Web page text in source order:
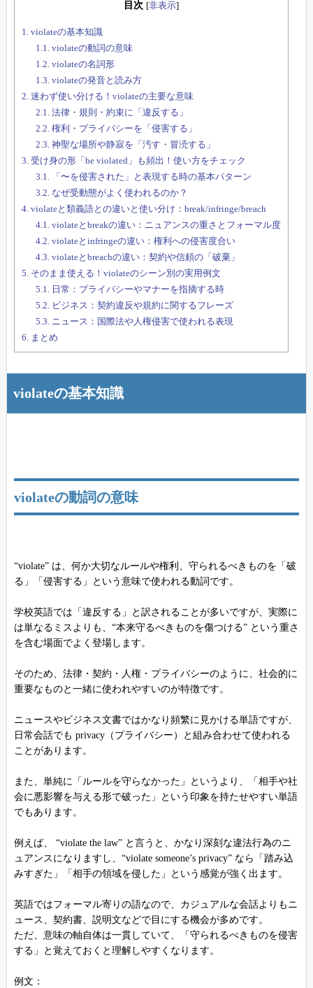
目次 [非表示]
1. violateの基本知識
1.1. violateの動詞の意味
1.2. violateの名詞形
1.3. violateの発音と読み方
2. 迷わず使い分ける！violateの主要な意味
2.1. 法律・規則・約束に「違反する」
2.2. 権利・プライバシーを「侵害する」
2.3. 神聖な場所や静寂を「汚す・冒涜する」
3. 受け身の形「be violated」も頻出！使い方をチェック
3.1.
「〜を侵害された」と表現する時の基本パターン
3.2. なぜ受動態がよく使われるのか？
4. violateと類義語との違いと使い分け：break/infringe/breach
4.1. violateとbreakの違い：ニュアンスの重さとフォーマル度
4.2. violateとinfringeの違い：権利への侵害度合い
4.3. violateとbreachの違い：契約や信頼の「破棄」
5. そのまま使える！violateのシーン別の実用例文
5.1.
日常：プライバシーやマナーを指摘する時
5.2. ビジネス：契約違反や規約に関するフレーズ
5.3. ニュース：国際法や人権侵害で使われる表現
6.
まとめ
violateの基本知識
violateの動詞の意味
“violate” は、何か大切なルールや権利、守られるべきものを「破
る」「侵害する」という意味で使われる動詞です。
学校英語では「違反する」と訳されることが多いですが、実際に
は単なるミスよりも、“本来守るべきものを傷つける” という重さ
を含む場面でよく登場します。
そのため、法律・契約・人権・プライバシーのように、社会的に
重要なものと一緒に使われやすいのが特徴です。
ニュースやビジネス文書ではかなり頻繁に見かける単語ですが、
日常会話でも privacy（プライバシー）と組み合わせて使われる
ことがあります。
また、単純に「ルールを守らなかった」というより、「相手や社
会に悪影響を与える形で破った」という印象を持たせやすい単語
でもあります。
例えば、 “violate the law” と言うと、かなり深刻な違法行為のニ
ュアンスになりますし、“violate someone’s privacy” なら「踏み込
みすぎた」「相手の領域を侵した」という感覚が強く出ます。
英語ではフォーマル寄りの語なので、カジュアルな会話よりもニ
ュース、契約書、説明文などで目にする機会が多めです。
ただ、意味の軸自体は一貫していて、「守られるべきものを侵害
する」と覚えておくと理解しやすくなります。
例文：